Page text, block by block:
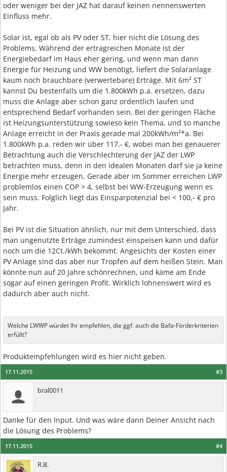
oder weniger bei der JAZ hat darauf keinen nennenswerten
Einfluss mehr.
Solar ist, egal ob als PV oder ST, hier nicht die Lösung des
Problems. Während der ertragreichen Monate ist der
Energiebedarf im Haus eher gering, und wenn man dann
Energie für Heizung und WW benötigt, liefert die Solaranlage
kaum noch brauchbare (verwertebare) Erträge. Mit 6m² ST
kannst Du bestenfalls um die 1.800kWh p.a. ersetzen, dazu
muss die Anlage aber schon ganz ordentlich laufen und
entsprechend Bedarf vorhanden sein. Bei der geringen Fläche
ist Heizungsunterstützung sowieso kein Thema, und so manche
Anlage erreicht in der Praxis gerade mal 200kWh/m²*a. Bei
1.800kWh p.a. reden wir über 117,- €, wobei man bei genauerer
Betrachtung auch die Verschlechterung der JAZ der LWP
betrachten muss, denn in den idealen Monaten darf sie ja keine
Energie mehr erzeugen. Gerade aber im Sommer erreichen LWP
problemlos einen COP > 4, selbst bei WW-Erzeugung wenn es
sein muss. Folglich liegt das Einsparpotenzial bei < 100,- € pro
Jahr.
Bei PV ist die Situation ähnlich, nur mit dem Unterschied, dass
man ungenutzte Erträge zumindest einspeisen kann und dafür
noch um die 12Ct./kWh bekommt. Angesichts der Kosten einer
PV Anlage sind das aber nur Tropfen auf dem heißen Stein. Man
könnte nun auf 20 Jahre schönrechnen, und käme am Ende
sogar auf einen geringen Profit. Wirklich lohnenswert wird es
dadurch aber auch nicht.
Welche LWWP würdet Ihr empfehlen, die ggf. auch die Bafa-Förderkriterien
erfüllt?
Produktempfehlungen wird es hier nicht geben.
#3
17.11.2015
bral0011
Danke für den Input. Und was wäre dann Deiner Ansicht nach
die Lösung des Problems?
#4
17.11.2015
R.B.